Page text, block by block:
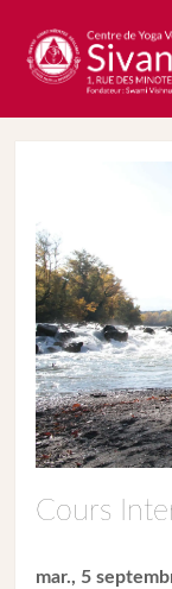
Cours
mar., 5